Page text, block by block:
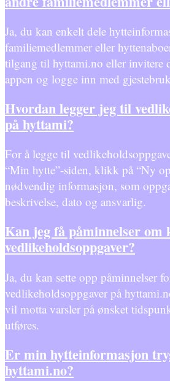
Ja, du kan enkelt dele
familiemedlemmer eller
tilgang til hyttami.no eller invitere
appen og logge inn med
Hvordan legger jeg til
på hyttami?
For å legge til
“Min hytte”-siden, klikk på “Ny
nødvendig informasjon, som
beskrivelse, dato og ansvarlig.
Kan jeg få påminnelser om
vedlikeholdsoppgaver?
Ja, du kan sette opp påminnelser
vedlikeholdsoppgaver på
vil motta varsler på ønsket
utføres.
Er min hytteinformasjon
hyttami.no?